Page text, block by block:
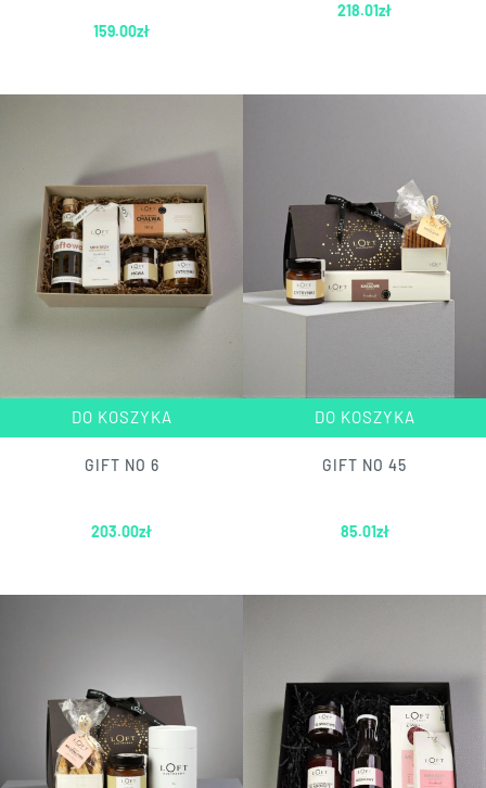
159.00zł
218.01zł
DO KOSZYKA
GIFT NO 6
203.00zł
DO KOSZYKA
GIFT NO 45
85.01zł